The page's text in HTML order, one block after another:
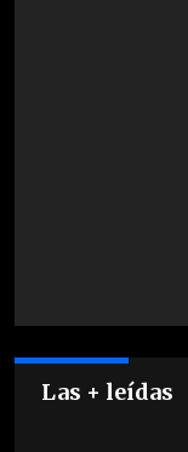
Las + leídas